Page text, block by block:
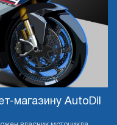
магазину AutoDil